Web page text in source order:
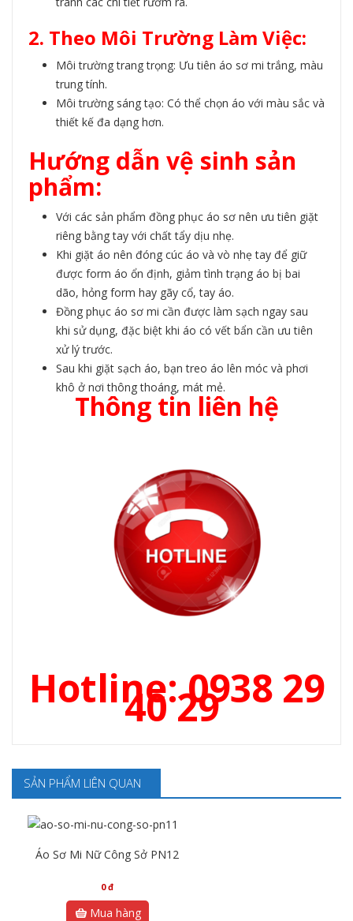
2. Theo Môi Trường Làm Việc:
Môi trường trang trọng: Ưu tiên áo sơ mi trắng, màu
trung tính.
Môi trường sáng tạo: Có thể chọn áo với màu sắc và
thiết kế đa dạng hơn.
Hướng dẫn vệ sinh sản
phẩm:
Với các sản phẩm đồng phục áo sơ nên ưu tiên giặt
riêng bằng tay với chất tẩy dịu nhẹ.
Khi giặt áo nên đóng cúc áo và vò nhẹ tay để giữ
được form áo ổn định, giảm tình trạng áo bị bai
dão, hỏng form hay gãy cổ, tay áo.
Đồng phục áo sơ mi cần được làm sạch ngay sau
khi sử dụng, đặc biệt khi áo có vết bẩn cần ưu tiên
xử lý trước.
Sau khi giặt sạch áo, bạn treo áo lên móc và phơi
khô ở nơi thông thoáng, mát mẻ.
Thông tin liên hệ
Hotline: 0938 29
40 29
SẢN PHẨM LIÊN QUAN
Áo Sơ Mi Nữ Công Sở PN12
0đ
Mua hàng